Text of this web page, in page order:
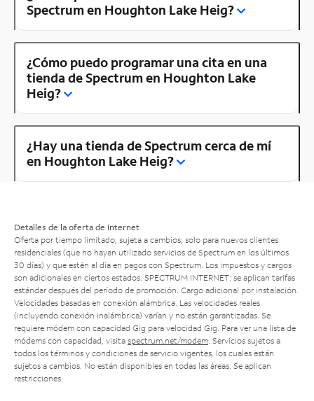
Spectrum en Houghton Lake Heig?
¿Cómo puedo programar una cita en una
tienda de Spectrum en Houghton Lake
Heig?
¿Hay una tienda de Spectrum cerca de mí
en Houghton Lake Heig?
Detalles de la oferta de Internet
Oferta por tiempo limitado; sujeta a cambios; solo para nuevos clientes
residenciales (que no hayan utilizado servicios de Spectrum en los últimos
30 días) y que estén al día en pagos con Spectrum. Los impuestos y cargos
son adicionales en ciertos estados. SPECTRUM INTERNET: se aplican tarifas
estándar después del período de promoción. Cargo adicional por instalación.
Velocidades basadas en conexión alámbrica. Las velocidades reales
(incluyendo conexión inalámbrica) varían y no están garantizadas. Se
requiere módem con capacidad Gig para velocidad Gig. Para ver una lista de
módems con capacidad, visita spectrum.net/modem . Servicios sujetos a
todos los términos y condiciones de servicio vigentes, los cuales están
sujetos a cambios. No están disponibles en todas las áreas. Se aplican
restricciones.